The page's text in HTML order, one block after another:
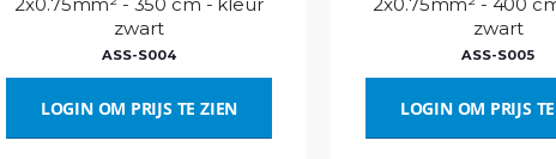
zwart
ASS-S004
LOGIN OM PRIJS TE ZIEN
zwart
ASS-S005
LOGIN OM PRIJS